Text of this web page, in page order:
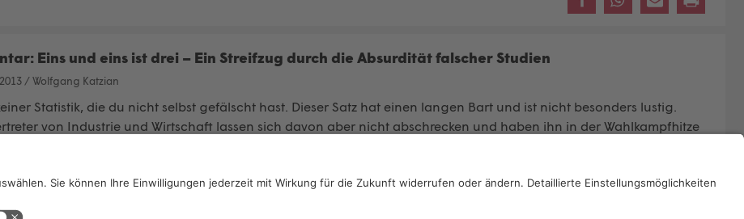
Eins und eins ist drei – Ein Streifzug durch die Absurdität falscher Studien
/Wolfgang Katzian
Statistik, die du nicht selbst gefälscht hast. Dieser Satz hat einen langen Bart und ist nicht besonders lustig.
von Industrie und Wirtschaft lassen sich davon aber nicht abschrecken und haben ihn in der Wahlkampfhitze